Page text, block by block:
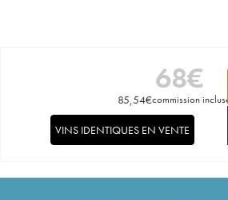
68€
85,54€commission incluse
VINS IDENTIQUES EN VENTE